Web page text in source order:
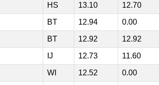
HS 13.10 12.70
BT 12.94 0.00
BT 12.92 12.92
IJ 12.73 11.60
WI 12.52 0.00